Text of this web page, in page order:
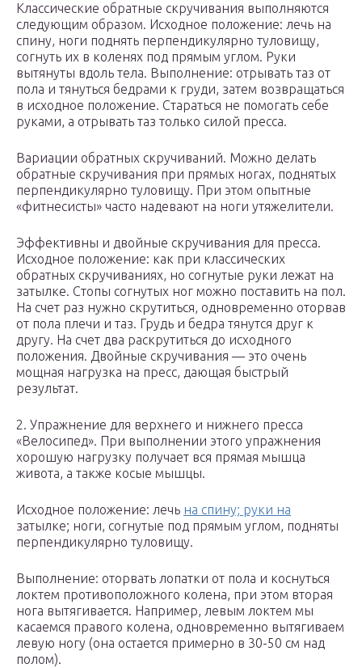
Классические обратные скручивания выполняются
следующим образом. Исходное положение: лечь на
спину, ноги поднять перпендикулярно туловищу,
согнуть их в коленях под прямым углом. Руки
вытянуты вдоль тела. Выполнение: отрывать таз от
пола и тянуться бедрами к груди, затем возвращаться
в исходное положение. Стараться не помогать себе
руками, а отрывать таз только силой пресса.
Вариации обратных скручиваний. Можно делать
обратные скручивания при прямых ногах, поднятых
перпендикулярно туловищу. При этом опытные
«фитнесисты» часто надевают на ноги утяжелители.
Эффективны и двойные скручивания для пресса.
Исходное положение: как при классических
обратных скручиваниях, но согнутые руки лежат на
затылке. Стопы согнутых ног можно поставить на пол.
На счет раз нужно скрутиться, одновременно оторвав
от пола плечи и таз. Грудь и бедра тянутся друг к
другу. На счет два раскрутиться до исходного
положения. Двойные скручивания — это очень
мощная нагрузка на пресс, дающая быстрый
результат.
2. Упражнение для верхнего и нижнего пресса
«Велосипед». При выполнении этого упражнения
хорошую нагрузку получает вся прямая мышца
живота, а также косые мышцы.
Исходное положение: лечь на спину; руки на
затылке; ноги, согнутые под прямым углом, подняты
перпендикулярно туловищу.
Выполнение: оторвать лопатки от пола и коснуться
локтем противоположного колена, при этом вторая
нога вытягивается. Например, левым локтем мы
касаемся правого колена, одновременно вытягиваем
левую ногу (она остается примерно в 30-50 см над
полом).